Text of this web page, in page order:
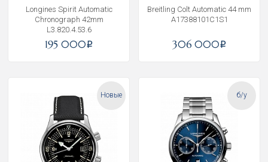
Longines Spirit Automatic
Chronograph 42mm
L3.820.4.53.6
195 000i
Breitling Colt Automatic 44 mm
A17388101C1S1
306 000i
Новые б/у